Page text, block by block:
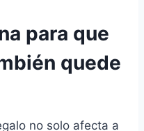
para que
quede
no solo afecta a